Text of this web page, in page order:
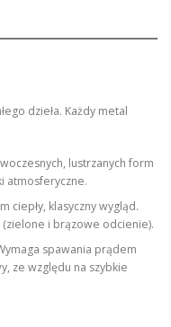
dzieła. Każdy metal
lustrzanych form
atmosferyczne.
ciepły, klasyczny wygląd.
i brązowe odcienie).
spawania prądem
ze względu na szybkie